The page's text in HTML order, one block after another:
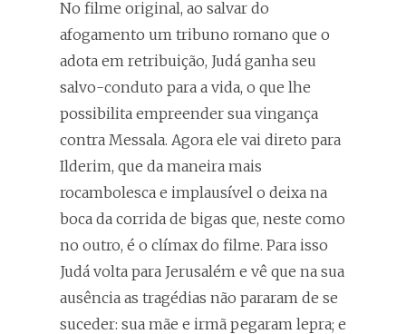
No filme original, ao salvar do
afogamento um tribuno romano que o
adota em retribuição, Judá ganha seu
salvo-conduto para a vida, o que lhe
possibilita empreender sua vingança
contra Messala. Agora ele vai direto para
Ilderim, que da maneira mais
rocambolesca e implausível o deixa na
boca da corrida de bigas que, neste como
no outro, é o clímax do filme. Para isso
Judá volta para Jerusalém e vê que na sua
ausência as tragédias não pararam de se
suceder: sua mãe e irmã pegaram lepra; e